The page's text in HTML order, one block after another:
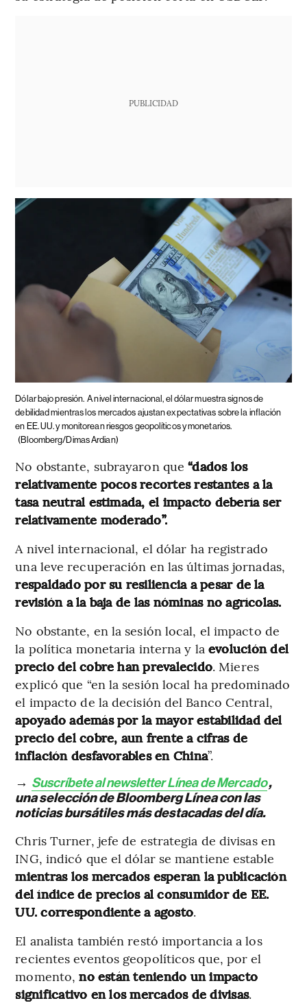
PUBLICIDAD
Dólar bajo presión. A nivel internacional, el dólar muestra signos de
debilidad mientras los mercados ajustan expectativas sobre la inflación
en EE. UU. y monitorean riesgos geopolíticos y monetarios.
(Bloomberg/Dimas Ardian)
No obstante, subrayaron que“dados los
relativamente pocos recortes restantes a la
tasa neutral estimada, el impacto debería ser
relativamente moderado”.
A nivel internacional, el dólar ha registrado
una leve recuperación en las últimas jornadas,
respaldado por su resiliencia a pesar de la
revisión a la baja de las nóminas no agrícolas.
No obstante, en la sesión local, el impacto de
la política monetaria interna y la evolución del
precio del cobre han prevalecido. Mieres
explicó que “en la sesión local ha predominado
el impacto de la decisión del Banco Central,
apoyado además por la mayor estabilidad del
precio del cobre, aun frente a cifras de
inflación desfavorables en China”.
→ Suscríbete al newsletter Línea de Mercado,
una selección de Bloomberg Línea con las
noticias bursátiles más destacadas del día.
Chris Turner, jefe de estrategia de divisas en
ING, indicó que el dólar se mantiene estable
mientras los mercados esperan la publicación
del índice de precios al consumidor de EE.
UU. correspondiente a agosto.
El analista también restó importancia a los
recientes eventos geopolíticos que, por el
momento,no están teniendo un impacto
significativo en los mercados de divisas.